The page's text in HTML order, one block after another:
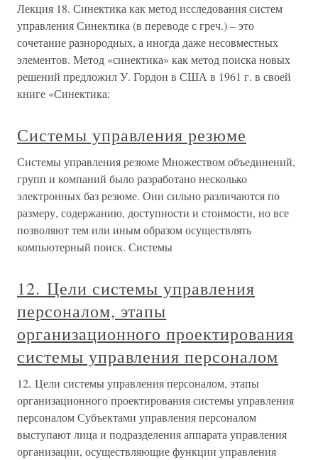
Лекция 18. Синектика как метод исследования систем
управления Синектика (в переводе с греч.) – это
сочетание разнородных, а иногда даже несовместных
элементов. Метод «синектика» как метод поиска новых
решений предложил У. Гордон в США в 1961 г. в своей
книге «Синектика:
Системы управления резюме
Системы управления резюме Множеством объединений,
групп и компаний было разработано несколько
электронных баз резюме. Они сильно различаются по
размеру, содержанию, доступности и стоимости, но все
позволяют тем или иным образом осуществлять
компьютерный поиск. Системы
12. Цели системы управления
персоналом, этапы
организационного проектирования
системы управления персоналом
12. Цели системы управления персоналом, этапы
организационного проектирования системы управления
персоналом Субъектами управления персоналом
выступают лица и подразделения аппарата управления
организации, осуществляющие функции управления